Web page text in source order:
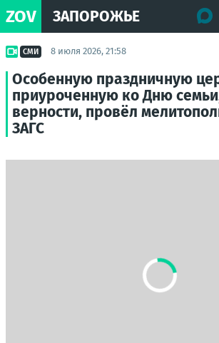
ZOV ЗАПОРОЖЬЕ
СМИ 8 июля 2026, 21:58
Особенную праздничную
приуроченную ко Дню
верности, провёл
ЗАГС